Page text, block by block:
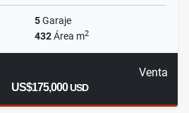
5Garaje
432Área m2
Venta
US$175,000USD